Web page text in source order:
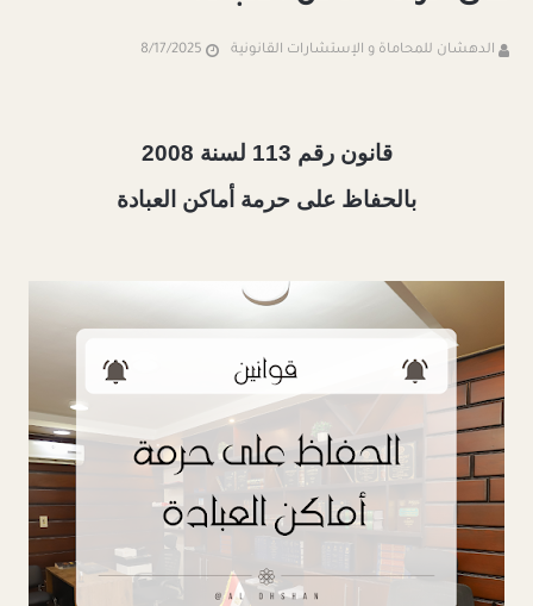
الدهشان للمحاماة و الإستشارات القانونية 8/17/2025
قانون رقم 113 لسنة 2008
بالحفاظ على حرمة أماكن العبادة